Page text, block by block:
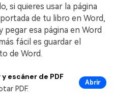
escáner de PDF
PDF.
Abrir
si quieres usar la página
de tu libro en Word,
esa página en Word
fácil es guardar el
de Word.
Publisher y abre el archivo
archivo de Word. Ahora,
y luego elige Guardar